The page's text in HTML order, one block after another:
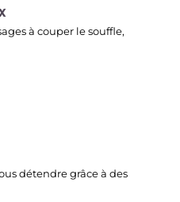
à couper le souffle,
détendre grâce à des